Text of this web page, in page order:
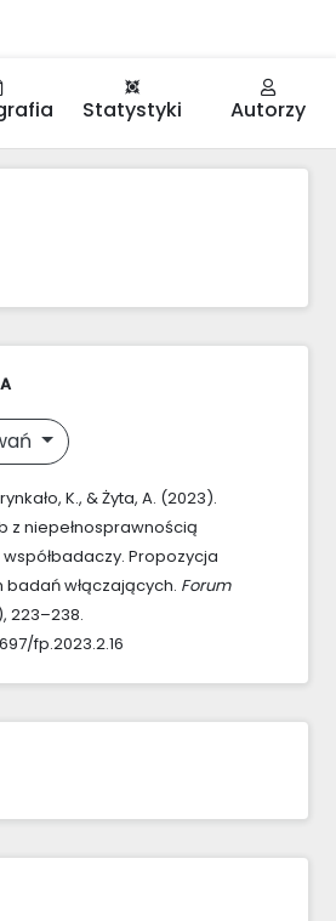
Statystyki Autorzy
K., & Żyta, A. (2023).
z niepełnosprawnością
Propozycja
włączających. Forum
223–238.
fp.2023.2.16